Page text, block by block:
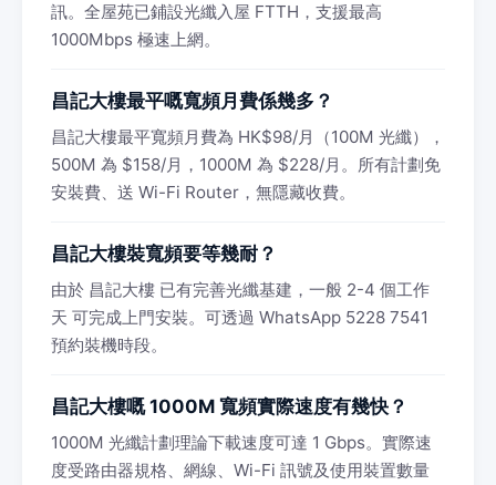
訊。全屋苑已鋪設光纖入屋 FTTH，支援最高
1000Mbps 極速上網。
昌記大樓最平嘅寬頻月費係幾多？
昌記大樓最平寬頻月費為 HK$98/月（100M 光纖），
500M 為 $158/月，1000M 為 $228/月。所有計劃免
安裝費、送 Wi-Fi Router，無隱藏收費。
昌記大樓裝寬頻要等幾耐？
由於 昌記大樓 已有完善光纖基建，一般 2-4 個工作
天 可完成上門安裝。可透過 WhatsApp 5228 7541
預約裝機時段。
昌記大樓嘅 1000M 寬頻實際速度有幾快？
1000M 光纖計劃理論下載速度可達 1 Gbps。實際速
度受路由器規格、網線、Wi-Fi 訊號及使用裝置數量